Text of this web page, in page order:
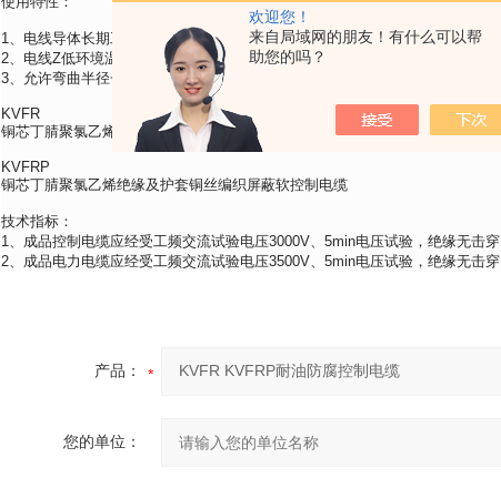
欢迎您！
来自局域网的朋友！有什么可以帮
助您的吗？
1、电线导体长期工作温度：硅橡胶绝缘不超过180℃；聚氯乙烯绝缘不超过
2、电线Z低环境温度为-40℃
3、允许弯曲半径一般应不小于电缆外径的8倍，软结构电缆应不小于电缆外径
KVFR
铜芯丁腈聚氯乙烯绝缘及护套软控制电缆
KVFRP
铜芯丁腈聚氯乙烯绝缘及护套铜丝编织屏蔽软控制电缆
技术指标：
1、成品控制电缆应经受工频交流试验电压3000V、5min电压试验，绝缘无击穿
2、成品电力电缆应经受工频交流试验电压3500V、5min电压试验，绝缘无击穿
产品：
您的单位：